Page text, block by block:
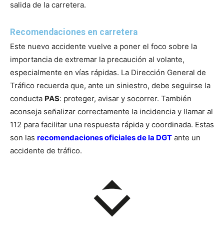
salida de la carretera.
Recomendaciones en carretera
Este nuevo accidente vuelve a poner el foco sobre la
importancia de extremar la precaución al volante,
especialmente en vías rápidas. La Dirección General de
Tráfico recuerda que, ante un siniestro, debe seguirse la
conducta PAS: proteger, avisar y socorrer. También
aconseja señalizar correctamente la incidencia y llamar al
112 para facilitar una respuesta rápida y coordinada. Estas
son las recomendaciones oficiales de la DGT ante un
accidente de tráfico.